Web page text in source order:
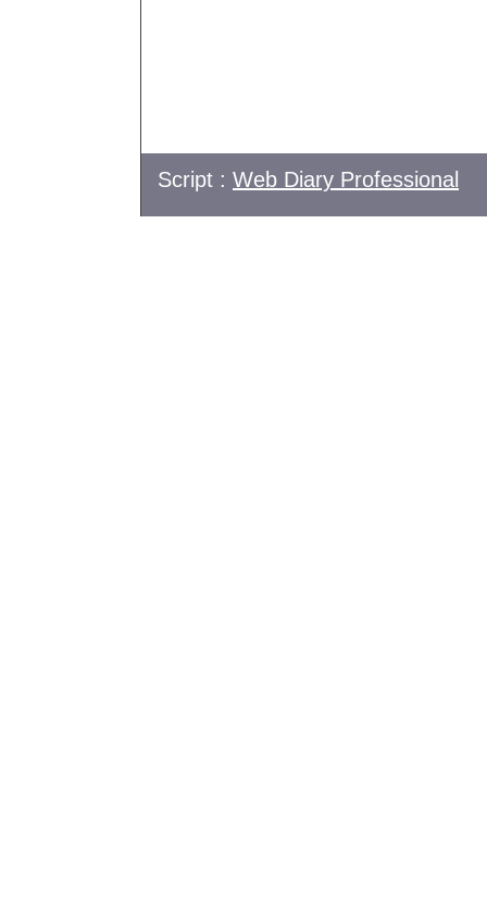
Script : Web Diary Professional